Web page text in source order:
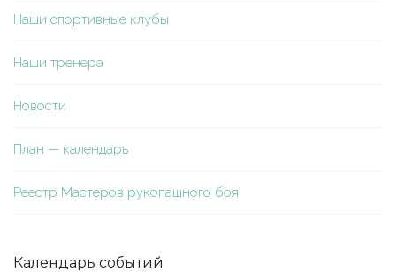
Наши спортивные клубы
Наши тренера
Новости
План — календарь
Реестр Мастеров рукопашного боя
Календарь событий